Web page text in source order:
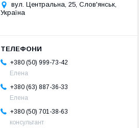
вул. Центральна, 25, Слов'янськ,
Україна
+380 (50) 999-73-42
Елена
+380 (63) 887-36-33
Елена
+380 (50) 701-38-63
консультант